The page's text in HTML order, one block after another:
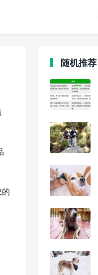
随机推荐